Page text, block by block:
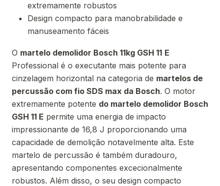
extremamente robustos
Design compacto para manobrabilidade e
manuseamento fáceis
O martelo demolidor Bosch 11kg GSH 11 E
Professional é o executante mais potente para
cinzelagem horizontal na categoria de martelos de
percussão com fio SDS max da Bosch. O motor
extremamente potente do martelo demolidor Bosch
GSH 11 E permite uma energia de impacto
impressionante de 16,8 J proporcionando uma
capacidade de demolição notavelmente alta. Este
martelo de percussão é também duradouro,
apresentando componentes excecionalmente
robustos. Além disso, o seu design compacto